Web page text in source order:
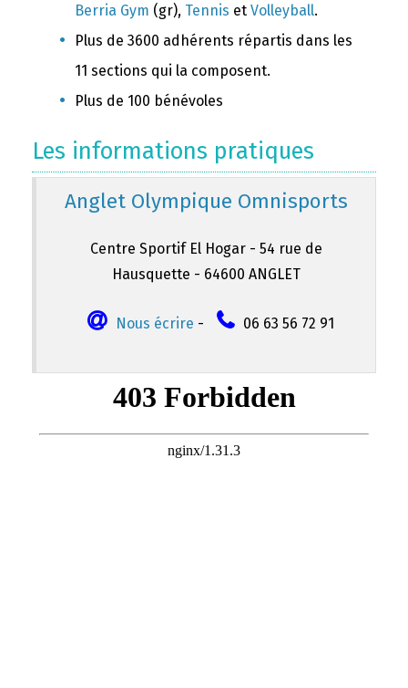
Berria Gym (gr), Tennis et Volleyball.
Plus de 3600 adhérents répartis dans les
11 sections qui la composent.
Plus de 100 bénévoles
Les informations pratiques
Anglet Olympique Omnisports
Centre Sportif El Hogar - 54 rue de
Hausquette - 64600 ANGLET
Nous écrire - 06 63 56 72 91